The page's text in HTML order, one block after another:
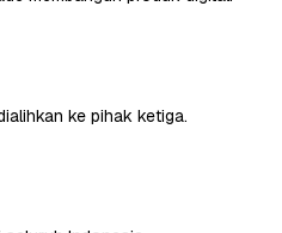
ke pihak ketiga.